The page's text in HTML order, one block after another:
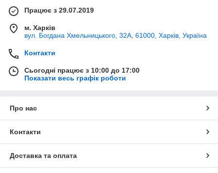
Працює з 29.07.2019
м. Харків
вул. Богдана Хмельницького, 32А, 61000, Харків, Україна
Контакти
Сьогодні працює з 10:00 до 17:00
Показати весь графік роботи
Про нас
Контакти
Доставка та оплата